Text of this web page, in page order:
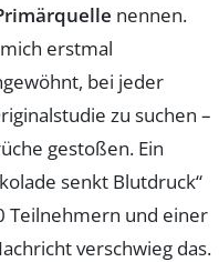
nennen.
erstmal
bei jeder
zu suchen –
gestoßen. Ein
senkt Blutdruck“
Teilnehmern und einer
verschwieg das.